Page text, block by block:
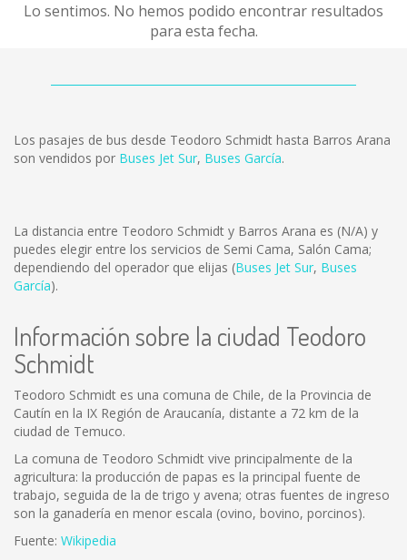
Lo sentimos. No hemos podido encontrar resultados
para esta fecha.
Los pasajes de bus desde Teodoro Schmidt hasta Barros Arana
son vendidos por Buses Jet Sur, Buses García.
La distancia entre Teodoro Schmidt y Barros Arana es (N/A) y
puedes elegir entre los servicios de Semi Cama, Salón Cama;
dependiendo del operador que elijas (Buses Jet Sur, Buses
García).
Información sobre la ciudad Teodoro
Schmidt
Teodoro Schmidt es una comuna de Chile, de la Provincia de
Cautín en la IX Región de Araucanía, distante a 72 km de la
ciudad de Temuco.
La comuna de Teodoro Schmidt vive principalmente de la
agricultura: la producción de papas es la principal fuente de
trabajo, seguida de la de trigo y avena; otras fuentes de ingreso
son la ganadería en menor escala (ovino, bovino, porcinos).
Fuente: Wikipedia